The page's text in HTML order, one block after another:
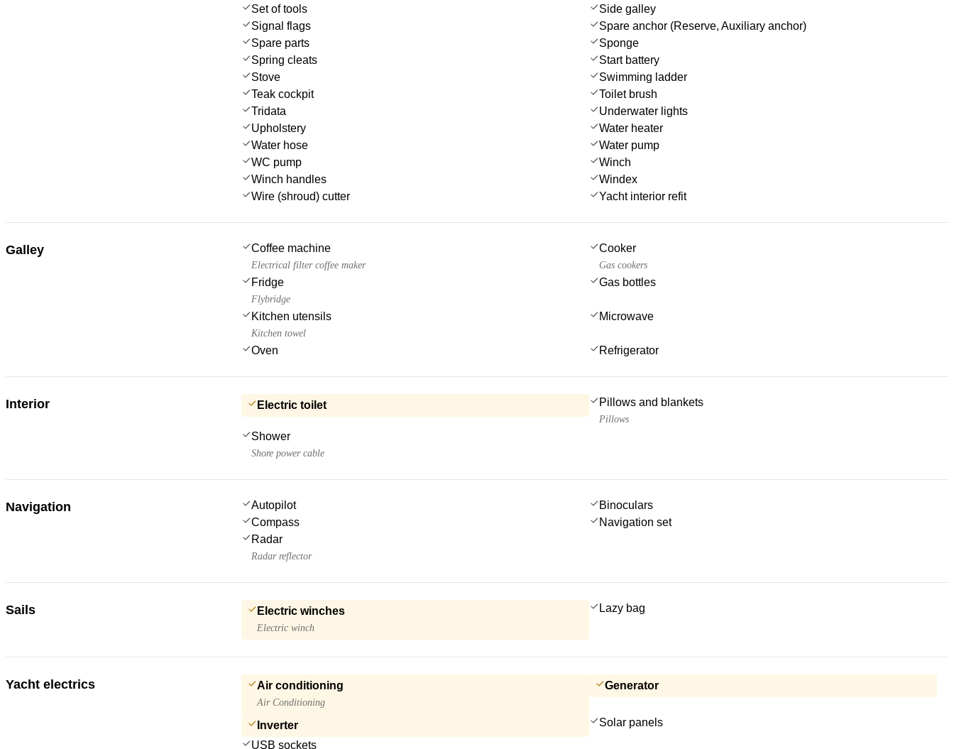
Set of tools
Side galley
Signal flags
Spare anchor (Reserve, Auxiliary anchor)
Spare parts
Sponge
Spring cleats
Start battery
Stove
Swimming ladder
Teak cockpit
Toilet brush
Tridata
Underwater lights
Upholstery
Water heater
Water hose
Water pump
WC pump
Winch
Winch handles
Windex
Wire (shroud) cutter
Yacht interior refit
Galley Coffee machine
Electrical filter coffee maker
Cooker
Gas cookers
Fridge
Flybridge
Gas bottles
Kitchen utensils
Kitchen towel
Microwave
Oven Refrigerator
Interior Electric toilet Pillows and blankets
Pillows
Shower
Shore power cable
Navigation Autopilot
Binoculars
Compass
Navigation set
Radar
Radar reflector
Sails Electric winches
Electric winch
Lazy bag
Yacht electrics Air conditioning
Air Conditioning
Generator
Inverter
Solar panels
USB sockets